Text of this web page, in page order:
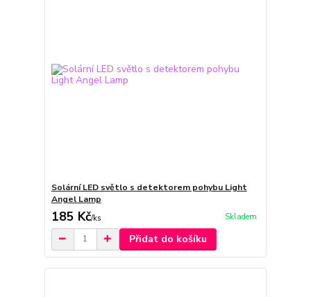
Solární LED světlo s detektorem pohybu Light
Angel Lamp
185 Kč/ks Skladem
Přidat do košíku